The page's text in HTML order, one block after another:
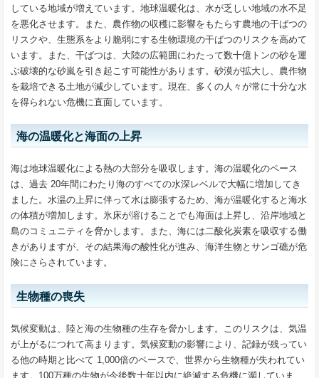
している地域が増えています。地球温暖化は、水が乏しい地域の水不足
を悪化させます。また、農作物の収穫に影響をもたらす農地の干ばつの
リスクや、生態系をより脆弱にする生物環境の干ばつのリスクを高めて
います。また、干ばつは、大陸の広範囲にわたって数十億トンの砂を運
ぶ破壊的な砂嵐を引き起こす可能性があります。砂漠が拡大し、農作物
を栽培できる土地が減少しています。現在、多くの人々が常に十分な水
を得られない危機に直面しています。
海の温暖化と海面の上昇
海は地球温暖化による熱の大部分を吸収します。海の温暖化のペース
は、過去 20年間にわたり海のすべての水深レベルで大幅に増加してき
ました。水温の上昇に伴って水は膨張するため、海が温暖化すると海水
の体積が増加します。氷床が溶けることでも海面は上昇し、沿岸地域と
島のコミュニティを脅かします。また、海には二酸化炭素を吸収する働
きがありますが、その結果海の酸性化が進み、海洋生物とサンゴ礁が危
険にさらされています。
生物種の喪失
気候変動は、陸と海の生物種の生存を脅かします。このリスクは、気温
が上がるにつれて高まります。気候変動の影響により、記録が残ってい
る他の時期と比べて 1,000倍のペースで、世界から生物種が失われてい
ます。100万種の生物が今後数十年以内に絶滅する危機に瀕していま